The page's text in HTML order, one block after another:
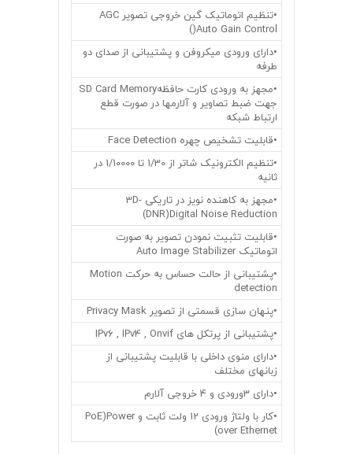
•تنظیم اتوماتیک گین خروجی تصویر AGC
)Auto Gain Control)
•دارای ورودی میکروفن و پشتیبانی از صدای دو
طرفه
•مجهز به ورودی کارت حافظهSD Card Memory
جهت ضبط تصاویر و آلارمها در صورت قطع
ارتباط شبکه
•قابلیت تشخیص چهره Face Detection
•تنظیم الکترونیک شاتر از 1/30 تا 1/10000 در
ثانیه
•مجهز به کاهنده نویز در تاریکی 3D-
DNR)Digital Noise Reduction)
•قابلیت تثبیت نمودن تصویر به صورت
اتوماتیک Auto Image Stabilizer
•پشتیبانی از حالت حساس به حرکت Motion
detection
•پنهان سازی قسمتی از تصویر Privacy Mask
•پشتیبانی از پرتکل های IPv6 , IPv4 , Onvif
•دارای منوی داخلی با قابلیت پشتیبانی از
زبانهای مختلف
•دارای 3ورودی و 4 خروجی آلارم
•کار با ولتاژ ورودی 12 ولت ثابت و PoE)Power
over Ethernet)